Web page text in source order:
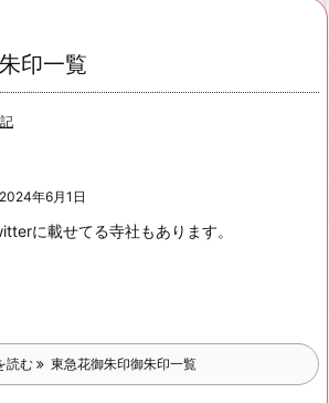
印一覧
2024年6月1日
に載せてる寺社もあります。
読む 東急花御朱印御朱印一覧